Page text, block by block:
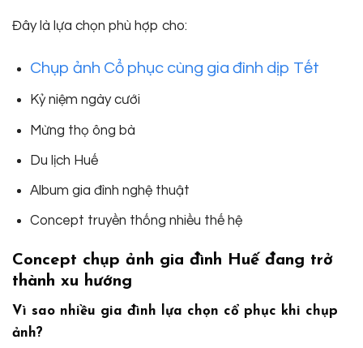
Đây là lựa chọn phù hợp cho:
Chụp ảnh Cổ phục cùng gia đình dịp Tết
Kỷ niệm ngày cưới
Mừng thọ ông bà
Du lịch Huế
Album gia đình nghệ thuật
Concept truyền thống nhiều thế hệ
Concept chụp ảnh gia đình Huế đang trở
thành xu hướng
Vì sao nhiều gia đình lựa chọn cổ phục khi chụp
ảnh?